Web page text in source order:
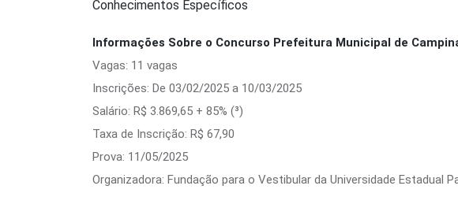
Conhecimentos Específicos
Informações Sobre o Concurso Prefeitura Municipal de
Vagas: 11 vagas
Inscrições: De 03/02/2025 a 10/03/2025
Salário: R$ 3.869,65 + 85% (³)
Taxa de Inscrição: R$ 67,90
Prova: 11/05/2025
Organizadora: Fundação para o Vestibular da Universidade Estadual